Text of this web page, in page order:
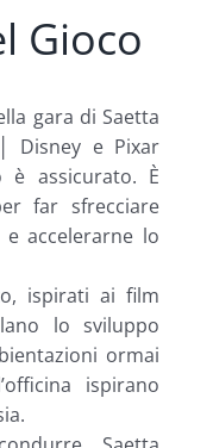
Gioco
gara di Saetta
Disney e Pixar
è assicurato. È
far sfrecciare
e accelerarne lo
ispirati ai film
lo sviluppo
ormai
ispirano